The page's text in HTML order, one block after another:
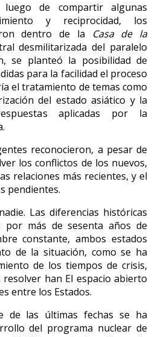
de compartir algunas
y reciprocidad, los
dentro de la
Casa de la
desmilitarizada del paralelo
se planteó la posibilidad de
para la facilidad el proceso
el tratamiento de temas como
del estado asiático y la
aplicadas por la
reconocieron, a pesar de
los conflictos de los nuevos,
relaciones más recientes, y el
pendientes.
Las diferencias históricas
más de sesenta años de
constante, ambos estados
de la situación, como se ha
de los tiempos de crisis,
han El espacio abierto
entre los Estados.
de las últimas fechas se ha
del programa nuclear de